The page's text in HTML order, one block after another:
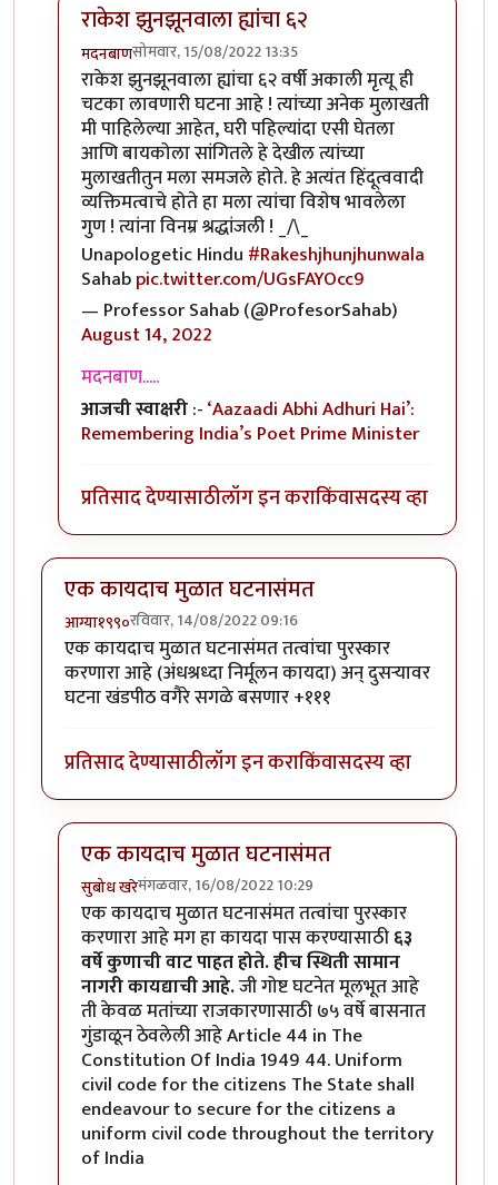
राकेश झुनझूनवाला ह्यांचा ६२
मदनबाणसोमवार, 15/08/2022 13:35
In reply toअरे काय चाललंय काय !byजेम्स वांड
राकेश झुनझूनवाला ह्यांचा ६२ वर्षी अकाली मृत्यू ही
चटका लावणारी घटना आहे ! त्यांच्या अनेक मुलाखती
मी पाहिलेल्या आहेत, घरी पहिल्यांदा एसी घेतला
आणि बायकोला सांगितले हे देखील त्यांच्या
मुलाखतीतुन मला समजले होते. हे अत्यंत हिंदूत्ववादी
व्यक्तिमत्वाचे होते हा मला त्यांचा विशेष भावलेला
गुण ! त्यांना विनम्र श्रद्धांजली ! _/\_
Unapologetic Hindu #Rakeshjhunjhunwala
Sahabpic.twitter.com/UGsFAYOcc9
— Professor Sahab (@ProfesorSahab)
August 14, 2022
मदनबाण.....
आजची स्वाक्षरी:-‘Aazaadi Abhi Adhuri Hai’:
Remembering India’s Poet Prime Minister
प्रतिसाद देण्यासाठीलॉग इन कराकिंवासदस्य व्हा
एक कायदाच मुळात घटनासंमत
आग्या१९९०रविवार, 14/08/2022 09:16
एक कायदाच मुळात घटनासंमत तत्वांचा पुरस्कार
करणारा आहे (अंधश्रध्दा निर्मूलन कायदा) अन् दुसऱ्यावर
घटना खंडपीठ वगैरे सगळे बसणार +१११
प्रतिसाद देण्यासाठीलॉग इन कराकिंवासदस्य व्हा
एक कायदाच मुळात घटनासंमत
सुबोध खरेमंगळवार, 16/08/2022 10:29
In reply toएक कायदाच मुळात घटनासंमतby
एक कायदाच मुळात घटनासंमत तत्वांचा पुरस्कार
करणारा आहे मग हा कायदा पास करण्यासाठी६३
वर्षे कुणाची वाट पाहत होते.हीच स्थिती सामान
नागरी कायद्याची आहे.जी गोष्ट घटनेत मूलभूत आहे
ती केवळ मतांच्या राजकारणासाठी ७५ वर्षे बासनात
गुंडाळून ठेवलेली आहे Article 44 in The
Constitution Of India 1949 44. Uniform
civil code for the citizens The State shall
endeavour to secure for the citizens a
uniform civil code throughout the territory
of India